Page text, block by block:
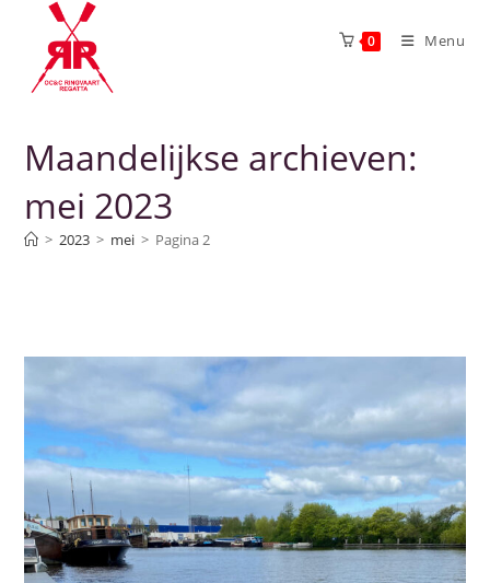
0 Menu
Maandelijkse archieven:
mei 2023
> 2023 > mei > Pagina 2